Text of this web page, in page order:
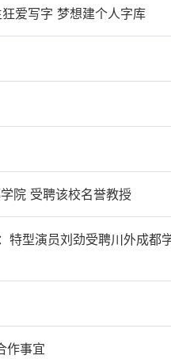
爱写字 梦想建个人字库
院 受聘该校名誉教授
型演员刘劲受聘川外成都
作事宜